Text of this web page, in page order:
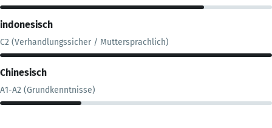
indonesisch
C2 (Verhandlungssicher / Muttersprachlich)
Chinesisch
A1-A2 (Grundkenntnisse)